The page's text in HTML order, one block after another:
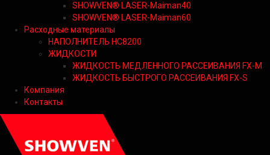
SHOWVEN® LASER-Maiman40
SHOWVEN® LASER-Maiman60
Расходные материалы
НАПОЛНИТЕЛЬ HC8200
ЖИДКОСТИ
ЖИДКОСТЬ МЕДЛЕННОГО РАССЕИВАНИЯ FX-M
ЖИДКОСТЬ БЫСТРОГО РАССЕИВАНИЯ FX-S
Компания
Контакты